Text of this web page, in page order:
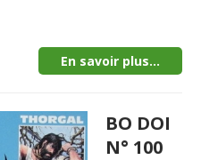
En savoir plus...
BO DOI
N° 100